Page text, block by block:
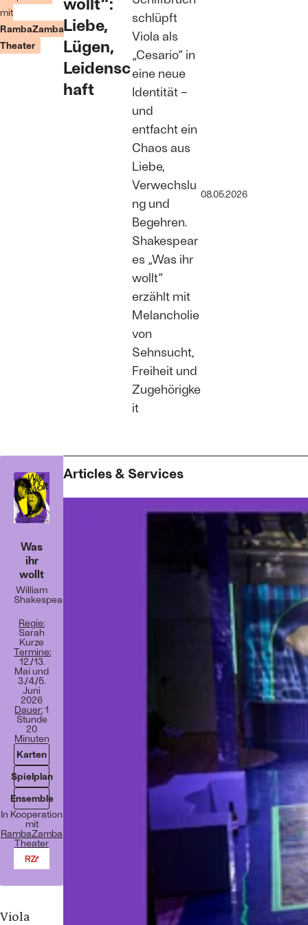
mit
RambaZamba
Theater
Liebe,
Lügen,
Leidensc
haft
schlüpft
Viola als
„Cesario“ in
eine neue
Identität –
und
entfacht ein
Chaos aus
Liebe,
Verwechslu
ng und
Begehren.
Shakespear
es „Was ihr
wollt“
erzählt mit
Melancholie
von
Sehnsucht,
Freiheit und
Zugehörigke
it
08.05.2026
Was
ihr
wollt
William
Shakespeare
Regie:
Sarah
Kurze
Termine:
12./13.
Mai und
3./4./5.
Juni
2026
Dauer:1
Stunde
20
Minuten
Karten
Spielplan
Ensemble
In Kooperation
mit
RambaZamba
Theater
Viola
Articles & Services